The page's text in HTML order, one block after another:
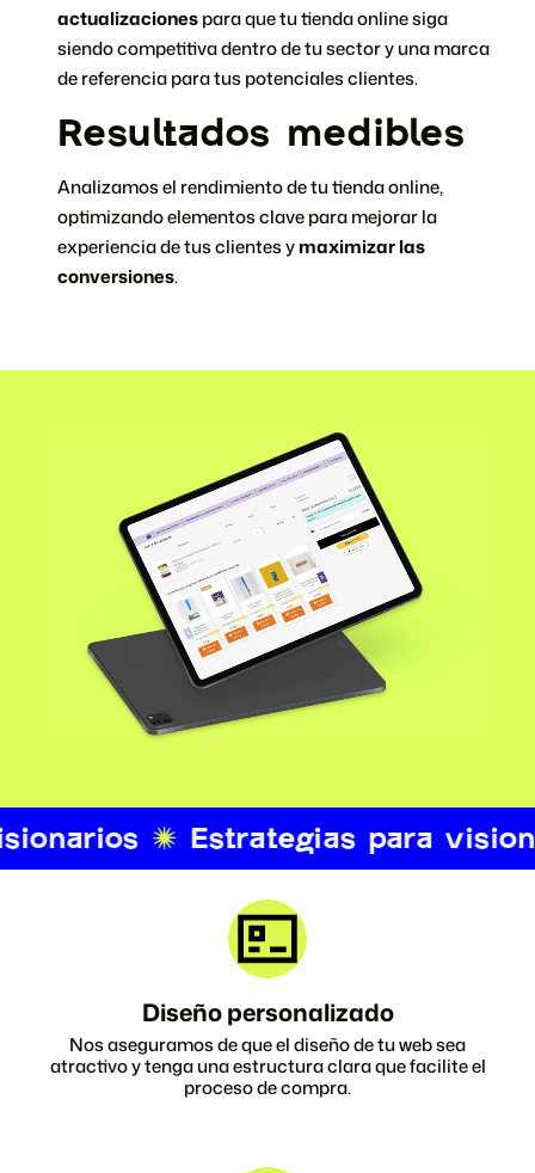
actualizacionespara que tu tienda online siga
siendo competitiva dentro de tu sector y una marca
de referencia para tus potenciales clientes.
Resultados medibles
Analizamos el rendimiento de tu tienda online,
optimizando elementos clave para mejorar la
experiencia de tus clientes ymaximizar las
conversiones.
Diseño personalizado
Nos aseguramos de que el diseño de tu web sea
atractivo y tenga una estructura clara que facilite el
proceso de compra.